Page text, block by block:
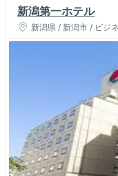
新潟第一ホテル
新潟県 / 新潟市 / ビジ